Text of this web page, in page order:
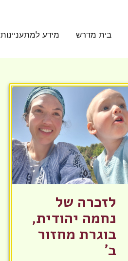
בית מדרש מידע למתעניינות
לזכרה של
נחמה יהודית,
בוגרת מחזור
ב'